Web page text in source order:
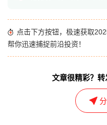
点击下方按钮，极速获取
帮你迅速捕捉前沿投资！
文章很精彩？